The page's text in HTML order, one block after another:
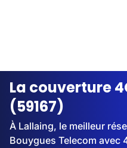
Streaming
La couverture
(59167)
À Lallaing, le meilleur
Bouygues Telecom avec